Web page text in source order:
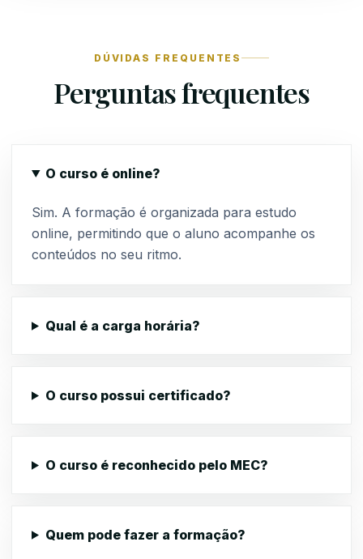
DÚVIDAS FREQUENTES
Perguntas frequentes
O curso é online?
Sim. A formação é organizada para estudo
online, permitindo que o aluno acompanhe os
conteúdos no seu ritmo.
Qual é a carga horária?
O curso possui certificado?
O curso é reconhecido pelo MEC?
Quem pode fazer a formação?